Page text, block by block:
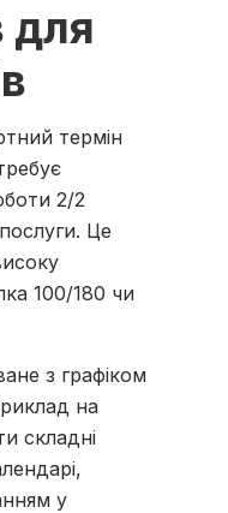
для
термін
2/2
Це
100/180 чи
з графіком
на
складні
у